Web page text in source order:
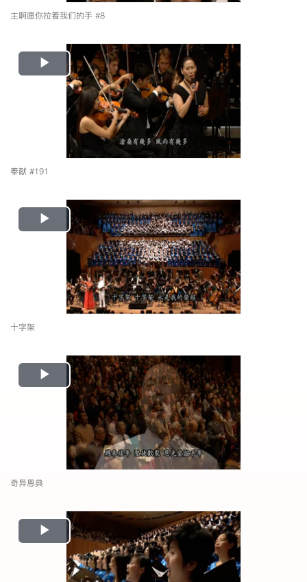
主啊愿你拉着我们的手 #8
Play
Video
奉献 #191
Play
Video
十字架
Play
Video
奇异恩典
Play
Video